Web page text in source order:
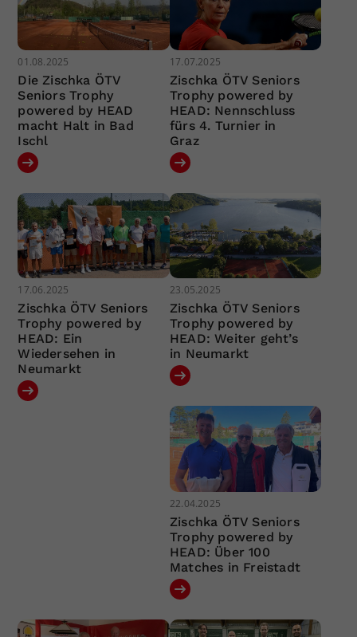
01.08.2025
Die Zischka ÖTV
Seniors Trophy
powered by HEAD
macht Halt in Bad
Ischl
17.07.2025
Zischka ÖTV Seniors
Trophy powered by
HEAD: Nennschluss
fürs 4. Turnier in
Graz
17.06.2025
Zischka ÖTV Seniors
Trophy powered by
HEAD: Ein
Wiedersehen in
Neumarkt
23.05.2025
Zischka ÖTV Seniors
Trophy powered by
HEAD: Weiter geht’s
in Neumarkt
22.04.2025
Zischka ÖTV Seniors
Trophy powered by
HEAD: Über 100
Matches in Freistadt